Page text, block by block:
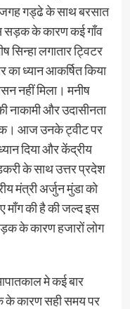
जगह गड्ढे के साथ बरसात
सड़क के कारण कई गाँव
सिन्हा लगातार ट्विटर
ध्यान आकर्षित किया
नहीं मिला। मनीष
नाकामी और उदासीनता
आज उनके ट्वीट पर
दिया और केंद्रीय
के साथ उत्तर प्रदेश
मंत्री अर्जुन मुंडा को
की है की जल्द इस
के कारण हजारों लोग
मे कई बार
के कारण सही समय पर